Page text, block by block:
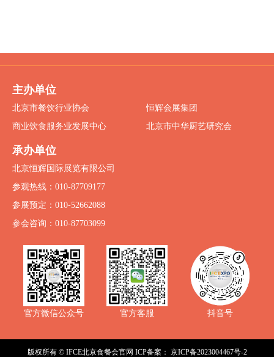
主办单位
北京市餐饮行业协会
恒辉会展集团
商业饮食服务业发展中心
北京市中华厨艺研究会
承办单位
北京恒辉国际展览有限公司
参观热线：010-87709177
参展预定：010-52662088
参会咨询：010-87703099
官方微信公众号 官方客服 抖音号
版权所有 © IFCE北京食餐会官网 ICP备案： 京ICP备2023004467号-2